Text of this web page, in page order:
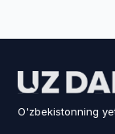
O'zbekistonning